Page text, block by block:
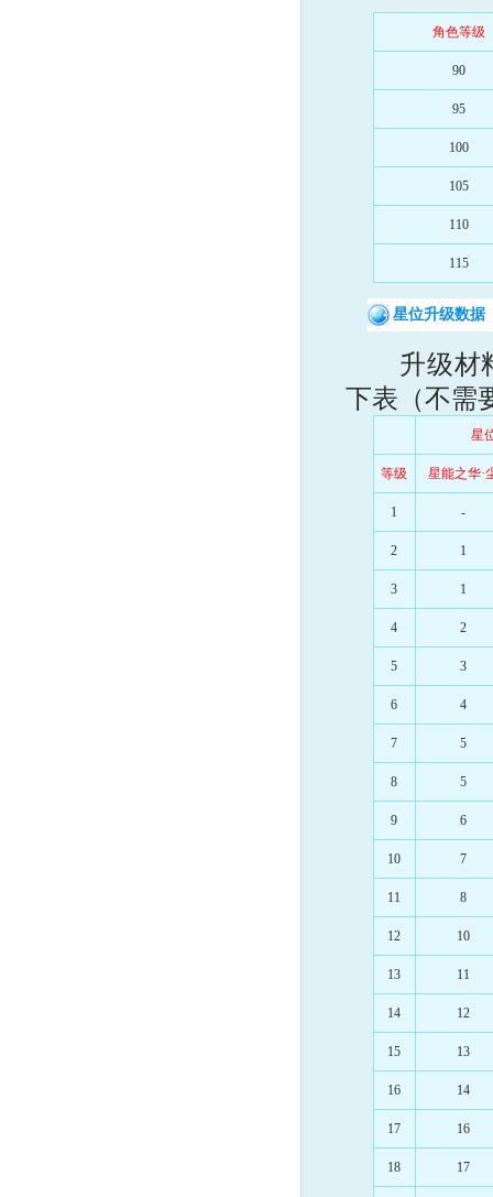
角色等级
90
95
100
105
110
115
星位升级数据
升级材料
下表（不需
星
等级 星能之华·
1 -
2 1
3 1
4 2
5 3
6 4
7 5
8 5
9 6
10 7
11 8
12 10
13 11
14 12
15 13
16 14
17 16
18 17